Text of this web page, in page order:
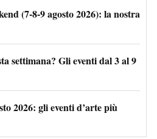
(7-8-9 agosto 2026): la nostra
settimana? Gli eventi dal 3 al 9
2026: gli eventi d’arte più